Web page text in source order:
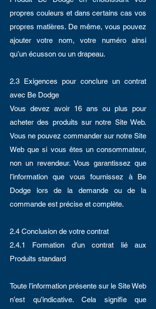
propres couleurs et dans certains cas vos
propres matières. De même, vous pouvez
ajouter votre nom, votre numéro ainsi
qu’un écusson ou un drapeau.
2.3 Exigences pour conclure un contrat
avec Be Dodge
Vous devez avoir 16 ans ou plus pour
acheter des produits sur notre Site Web.
Vous ne pouvez commander sur notre Site
Web que si vous êtes un consommateur,
non un revendeur. Vous garantissez que
l’information que vous fournissez à Be
Dodge lors de la demande ou de la
commande est précise et complète.
2.4 Conclusion de votre contrat
2.4.1 Formation d’un contrat lié aux
Produits standard
Toute l’information présente sur le Site Web
n’est qu’indicative. Cela signifie que